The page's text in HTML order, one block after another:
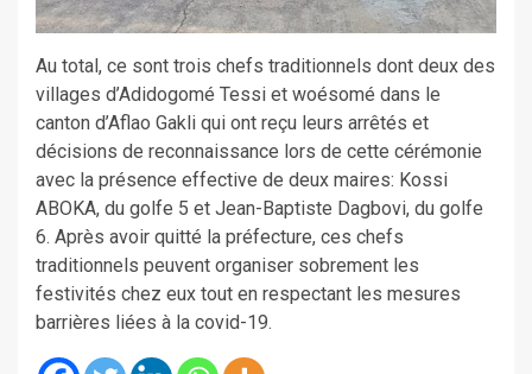
Au total, ce sont trois chefs traditionnels dont deux des
villages d’Adidogomé Tessi et woésomé dans le
canton d’Aflao Gakli qui ont reçu leurs arrêtés et
décisions de reconnaissance lors de cette cérémonie
avec la présence effective de deux maires: Kossi
ABOKA, du golfe 5 et Jean-Baptiste Dagbovi, du golfe
6. Après avoir quitté la préfecture, ces chefs
traditionnels peuvent organiser sobrement les
festivités chez eux tout en respectant les mesures
barrières liées à la covid-19.